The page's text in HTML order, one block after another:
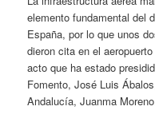
elemento fundamental del
España, por lo que unos
dieron cita en el
acto que ha estado
Fomento, José Luis
Andalucía, Juanma